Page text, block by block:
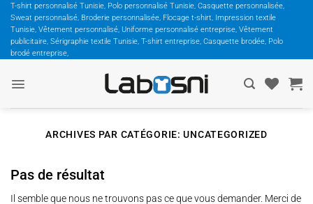
Passer
contenu
T-shirt personnalisé Tunisie, Polo personnalisé Tunisie, Casquette personnalisée,
Sweat personnalisé, Broderie personnalisée, Flocage t-shirt, Impression textile
Tunisie, Vêtement personnalisé, Uniforme personnalisé entreprise, Vêtement
publicitaire, Sérigraphie textile Tunisie, T-shirt entreprise, Casquette brodée, Polo
brodé entreprise,
ARCHIVES PAR CATÉGORIE:UNCATEGORIZED
Pas de résultat
Il semble que nous ne trouvons pas ce que vous demander. Merci de